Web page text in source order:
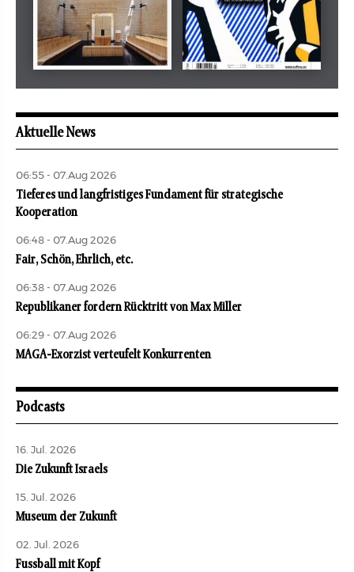
revue juive aufbau
Aktuelle News
06:55 - 07.Aug 2026
Tieferes und langfristiges Fundament für strategische
Kooperation
06:48 - 07.Aug 2026
Fair, Schön, Ehrlich, etc.
06:38 - 07.Aug 2026
Republikaner fordern Rücktritt von Max Miller
06:29 - 07.Aug 2026
MAGA-Exorzist verteufelt Konkurrenten
Podcasts
16. Jul. 2026
Die Zukunft Israels
15. Jul. 2026
Museum der Zukunft
02. Jul. 2026
Fussball mit Kopf